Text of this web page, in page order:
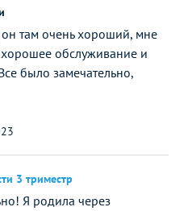
там очень хороший, мне
обслуживание и
было замечательно,
3 триместр
Я родила через